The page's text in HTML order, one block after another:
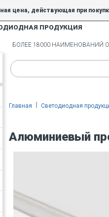
цена, действующая при
скидки 5% и 10% не
ПРОДУКЦИЯ
БОЛЕЕ 18000 НАИМЕНОВАНИЙ
Главная Светодиодная
Алюминиевый